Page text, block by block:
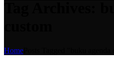
Home